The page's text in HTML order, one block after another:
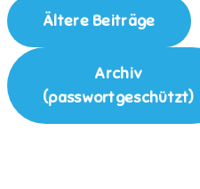
Ältere Beiträge
Archiv
(passwortgeschützt)